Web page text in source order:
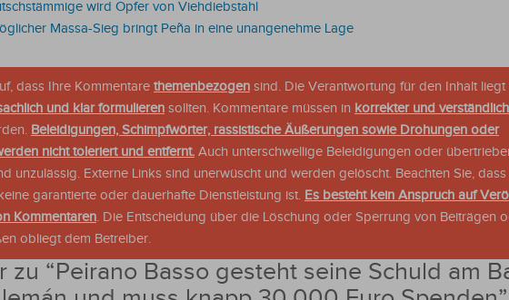
wird Opfer von Viehdiebstahl
Massa-Sieg bringt Peña in eine unangenehme Lage
dass Ihre Kommentare themenbezogen sind. Die Verantwortung für den Inhalt liegt
und klar formulieren sollten. Kommentare müssen in korrekter und
Beleidigungen, Schimpfwörter, rassistische Äußerungen sowie Drohungen oder
nicht toleriert und entfernt. Auch unterschwellige Beleidigungen oder
unzulässig. Externe Links sind unerwüscht und werden gelöscht. Beachten Sie,
garantierte oder dauerhafte Dienstleistung ist. Es besteht kein Anspruch auf
Kommentaren. Die Entscheidung über die Löschung oder Sperrung von Beiträgen
obliegt dem Betreiber.
zu “Peirano Basso gesteht seine Schuld am